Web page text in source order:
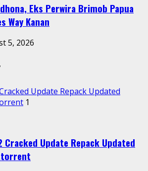
Eks Perwira Brimob Papua
Way Kanan
5, 2026
Update Repack Updated
1
Cracked Update Repack Updated